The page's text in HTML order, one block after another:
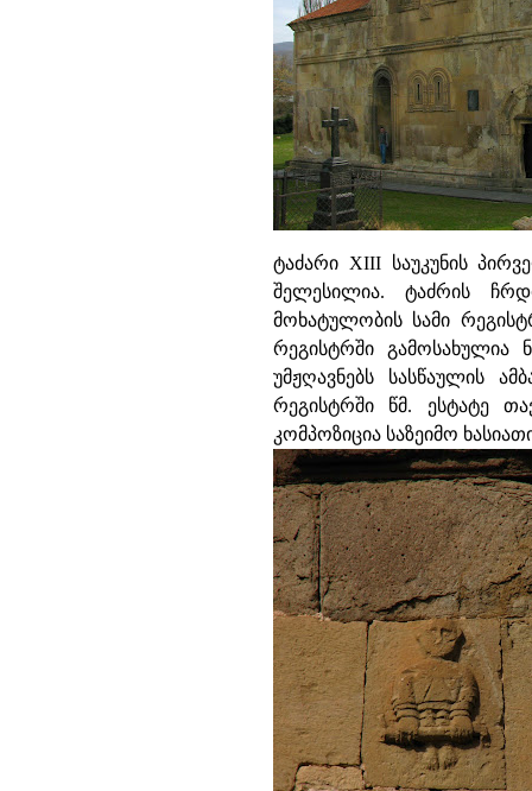
ტაძარი XIII საუკუნის
შელესილია. ტაძრის
მოხატულობის სამი
რეგისტრში
უმჟღავნებს სასწაულის
რეგისტრში წმ. ესტატე
კომპოზიცია საზეიმო